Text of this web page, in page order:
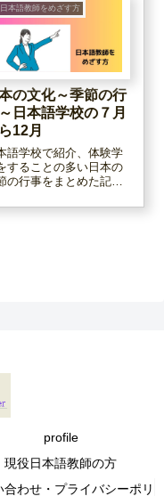
日本語教師をめざす方
の文化～季節の行
日本語学校の７月
12月
語学校で紹介、体験学
することの多い日本の
の行事をまとめた記事
めた第一弾に続く、第
profile
現役日本語教師の方
合わせ・プライバシーポリ